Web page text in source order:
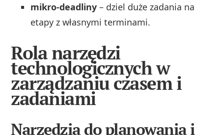
mikro-deadliny – dziel duże zadania na
etapy z własnymi terminami.
Rola narzędzi
technologicznych w
zarządzaniu czasem i
zadaniami
Narzędzia do planowania i